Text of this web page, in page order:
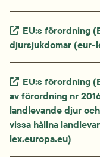
Extern länk.
EU:s förordning
djursjukdomar (eur-
Extern länk.
EU:s förordning
av förordning nr
landlevande djur
vissa hållna
lex.europa.eu)